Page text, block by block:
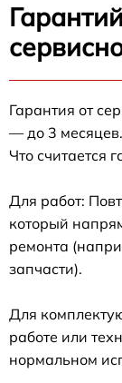
Гарантия от
— до 3 месяцев.
Что считается
Для работ:
который
ремонта
запчасти).
Для
работе или
нормальном